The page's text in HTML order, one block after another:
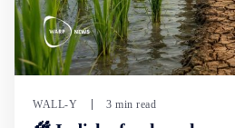
WALL-Y 3 min read